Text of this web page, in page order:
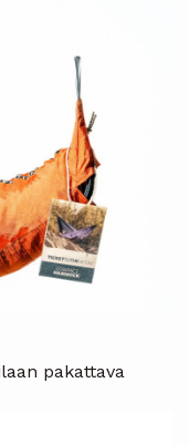
pakattava